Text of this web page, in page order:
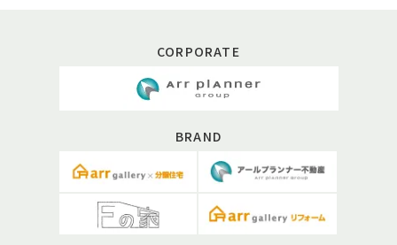
CORPORATE
BRAND